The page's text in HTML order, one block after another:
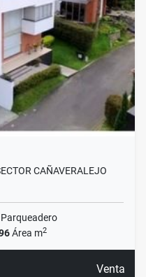
CAÑAVERALEJO
Parqueadero
Área m2
Venta